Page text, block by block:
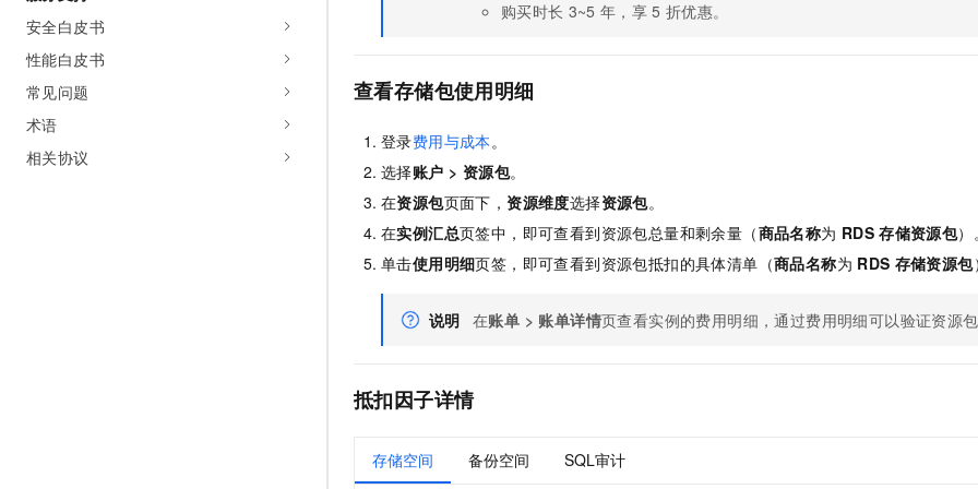
安全白皮书
性能白皮书
常见问题
术语
相关协议
购买时长 3~5 年，享 5 折优惠。
查看存储包使用明细
登录费用与成本 。
选择账户 > 资源包。
在资源包页面下，资源维度选择资源包。
在实例汇总页签中，即可查看到资源包总量和剩余量（商品名称为 RDS 存储资源包）。
单击使用明细页签，即可查看到资源包抵扣的具体清单（商品名称为 RDS 存储资源包
说明 在账单 > 账单详情页查看实例的费用明细，通过费用明细可以验证资源包
抵扣因子详情
存储空间 备份空间 SQL审计